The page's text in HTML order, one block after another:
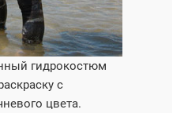
гидрокостюм
с
цвета.